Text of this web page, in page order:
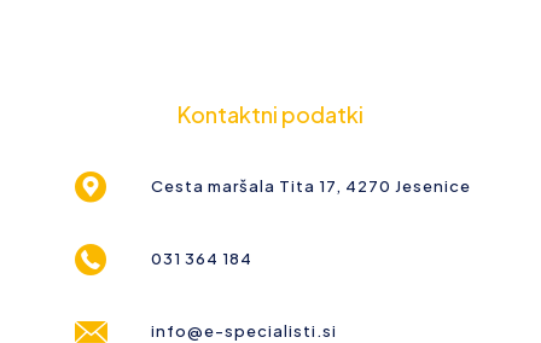
Kontaktni podatki
Cesta maršala Tita 17, 4270 Jesenice
031 364 184
info@e-specialisti.si